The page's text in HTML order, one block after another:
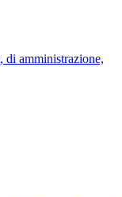
amministrazione,